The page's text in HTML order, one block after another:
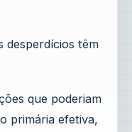
desperdícios têm
que poderiam
primária efetiva,